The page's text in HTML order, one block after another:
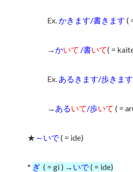
Ex. かきます/書きます (
→かいて /書いて( =
Ex. あるきます/歩きます
→ あるいて/歩いて ( =
★ ～いで( = ide)
* ぎ ( = gi ) → いで( = ide)